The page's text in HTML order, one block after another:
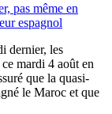
pas même en
espagnol
dernier, les
mardi 4 août en
que la quasi-
le Maroc et que